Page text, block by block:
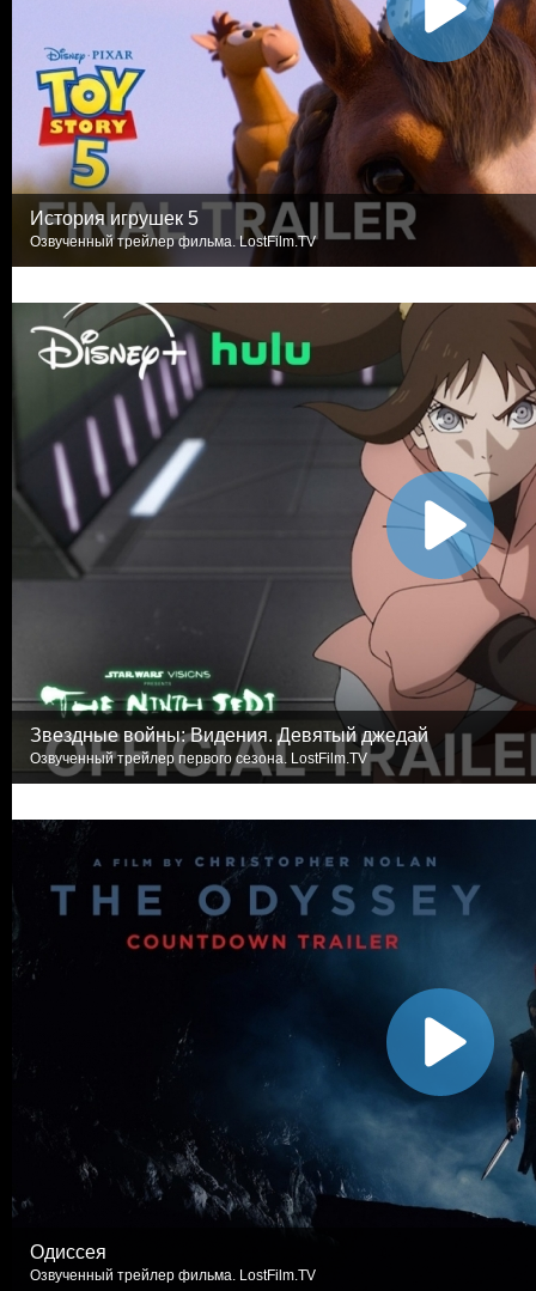
История игрушек 5
Озвученный трейлер фильма. LostFilm.TV
Звездные войны: Видения. Девятый джедай
Озвученный трейлер первого сезона. LostFilm.TV
Одиссея
Озвученный трейлер фильма. LostFilm.TV